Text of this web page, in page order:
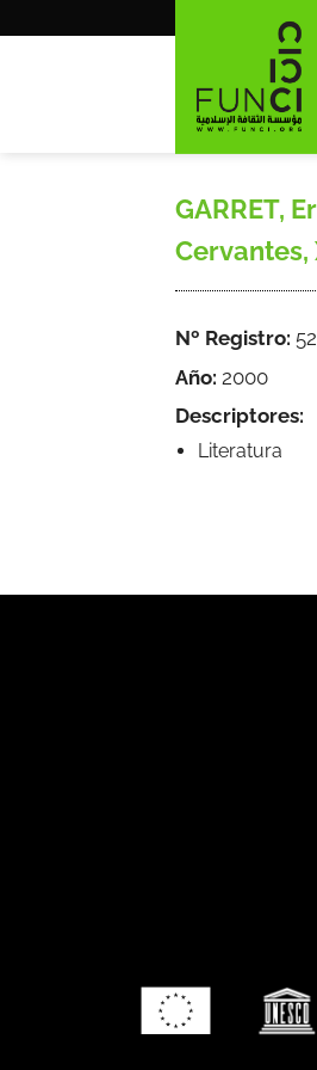
GARRET,
Cervantes,
Nº Registro:
Año: 2000
Descriptores:
Literatura